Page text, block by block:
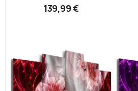
139,99 €